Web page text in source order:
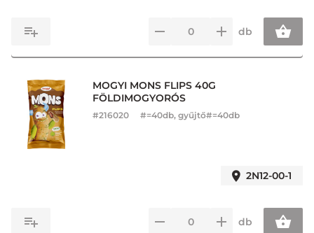
db
MOGYI MONS FLIPS 40G
FÖLDIMOGYORÓS
#216020 #=40db, gyűjtő#=40db
2N12-00-1
db